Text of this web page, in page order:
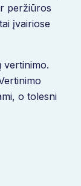
peržiūros
įvairiose
vertinimo.
o tolesni